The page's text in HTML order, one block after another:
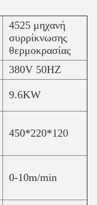
4525 μηχανή
συρρίκνωσης
θερμοκρασίας
380V 50HZ
9.6KW
450*220*120
0-10m/min